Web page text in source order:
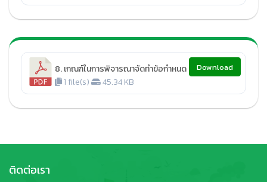
8. เกณฑ์ในการพิจารณาจัดทำข้อกำหนด
1 file(s)
45.34 KB
Download
ติดต่อเรา